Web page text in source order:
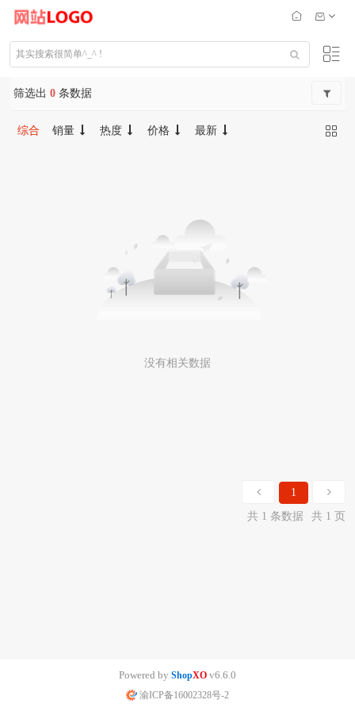
筛选出 0 条数据
综合 销量 热度 价格 最新
没有相关数据
1
共 1 条数据
共 1 页
Powered by ShopXO v6.6.0
渝ICP备16002328号-2